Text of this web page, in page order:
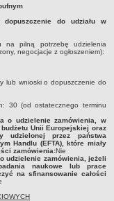
do udziału w
na pilną potrzebę udzielenia
negocjacje z ogłoszeniem):
lub wnioski o dopuszczenie do
30(od ostatecznego terminu
o udzielenie zamówienia, w
Unii Europejskiej oraz
udzielonej przez państwa
Handlu (EFTA), które miały
zamówienia:Nie
udzielenie zamówienia, jeżeli
naukowe lub prace
na sfinansowanie całości